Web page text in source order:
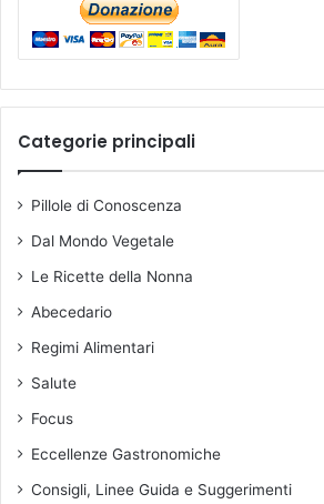
Categorie principali
Pillole di Conoscenza
Dal Mondo Vegetale
Le Ricette della Nonna
Abecedario
Regimi Alimentari
Salute
Focus
Eccellenze Gastronomiche
Consigli, Linee Guida e Suggerimenti